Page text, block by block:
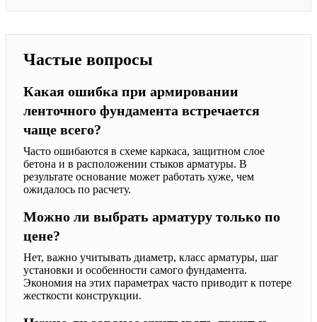
Частые вопросы
Какая ошибка при армировании
ленточного фундамента встречается
чаще всего?
Часто ошибаются в схеме каркаса, защитном слое
бетона и в расположении стыков арматуры. В
результате основание может работать хуже, чем
ожидалось по расчету.
Можно ли выбрать арматуру только по
цене?
Нет, важно учитывать диаметр, класс арматуры, шаг
установки и особенности самого фундамента.
Экономия на этих параметрах часто приводит к потере
жесткости конструкции.